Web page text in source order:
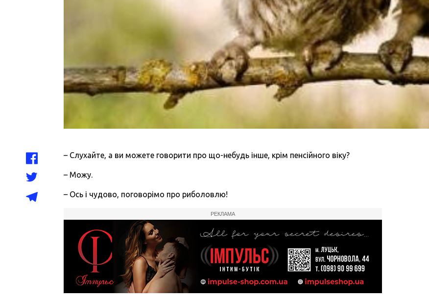
– Слухайте, а ви можете говорити про що-небудь інше, крім пенсійного віку?
– Можу.
– Ось і чудово, поговорімо про риболовлю!
РЕКЛАМА